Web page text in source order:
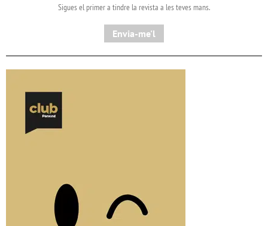
Sigues el primer a tindre la revista a les teves mans.
Envia-me'l